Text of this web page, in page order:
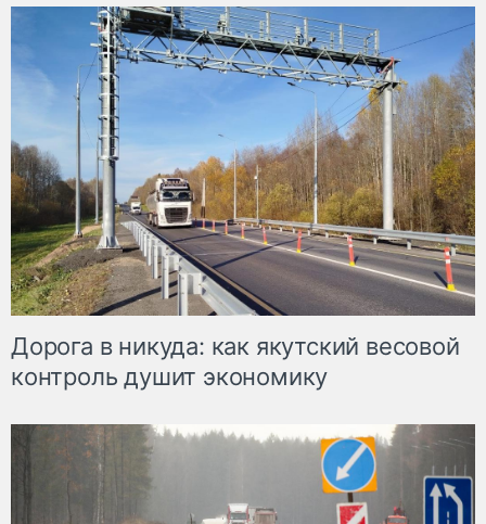
Дорога в никуда: как якутский весовой
контроль душит экономику